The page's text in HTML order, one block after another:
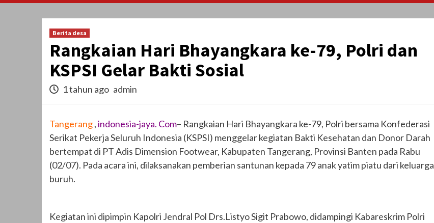
Berita desa
Rangkaian Hari Bhayangkara ke-79, Polri dan
KSPSI Gelar Bakti Sosial
1 tahun ago admin
Tangerang,indonesia-jaya. Com– Rangkaian Hari Bhayangkara ke-79, Polri bersama Konfederasi
Serikat Pekerja Seluruh Indonesia (KSPSI) menggelar kegiatan Bakti Kesehatan dan Donor Darah
bertempat di PT Adis Dimension Footwear, Kabupaten Tangerang, Provinsi Banten pada Rabu
(02/07). Pada acara ini, dilaksanakan pemberian santunan kepada 79 anak yatim piatu dari keluarga
buruh.
Kegiatan ini dipimpin Kapolri Jendral Pol Drs.Listyo Sigit Prabowo, didampingi Kabareskrim Polri